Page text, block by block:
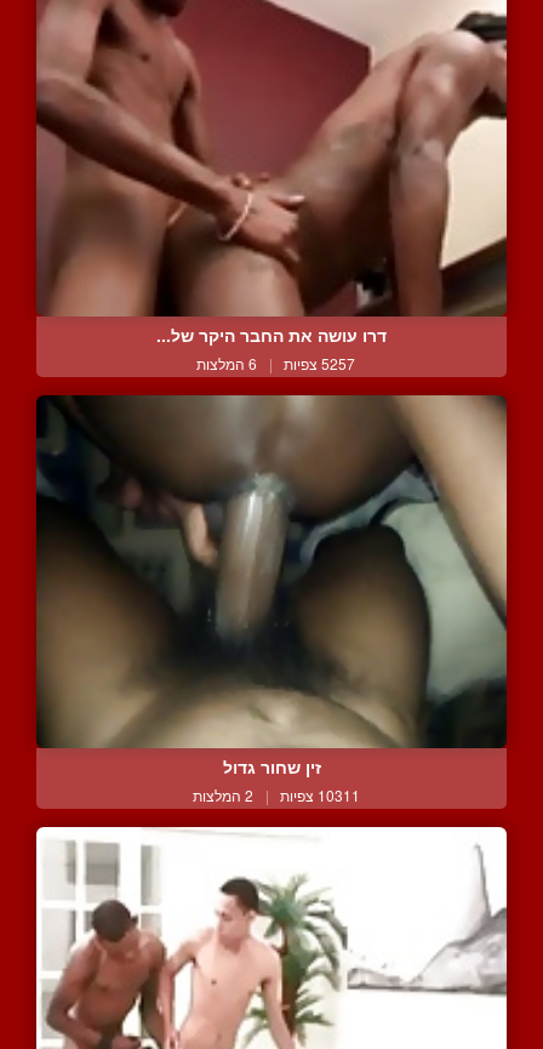
דרו עושה את החבר היקר של...
5257 צפיות | 6 המלצות
זין שחור גדול
10311 צפיות | 2 המלצות